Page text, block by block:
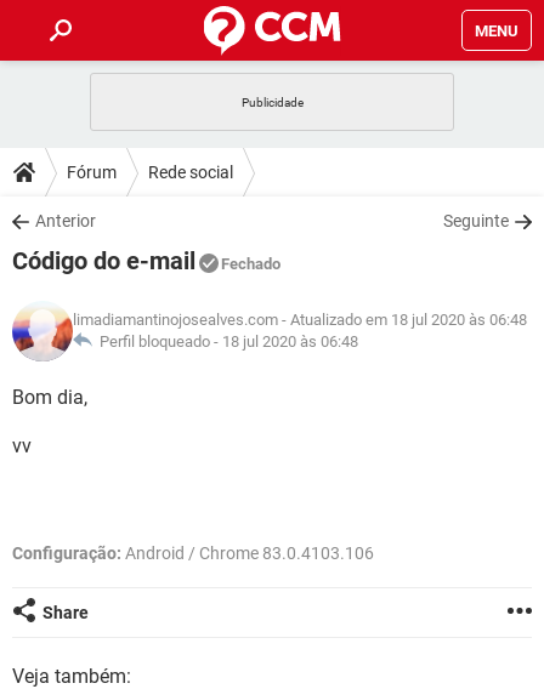
MENU
CELULAR
OUTLOOK
INSTAGRAM
DICAS
JOGOS
INSTAGRAM GMAIL
GUIA DE COMPRAS
DOWNLOADS
JOGOS
OUTLOOK EXCEL
INSTAGRAM
FÓRUM
JOGOS WHATSAPP
CELULAR
OUTLOOK
INSTAGRAM
GLOSSÁRIO
JOGOS
GUIA DE COMPRAS
Fórum Rede social
Anterior Seguinte
Código do e-mail Fechado
limadiamantinojosealves.com - Atualizado em 18 jul 2020 às 06:48
Perfil bloqueado - 18 jul 2020 às 06:48
Bom dia,
vv
Configuração: Android / Chrome 83.0.4103.106
Share
Veja também: